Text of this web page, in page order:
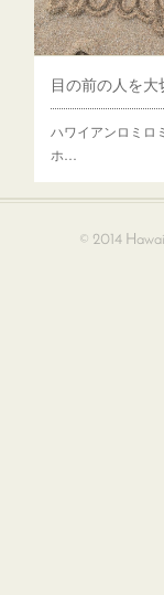
ハワイアンロミロ
ホ…
© 2014